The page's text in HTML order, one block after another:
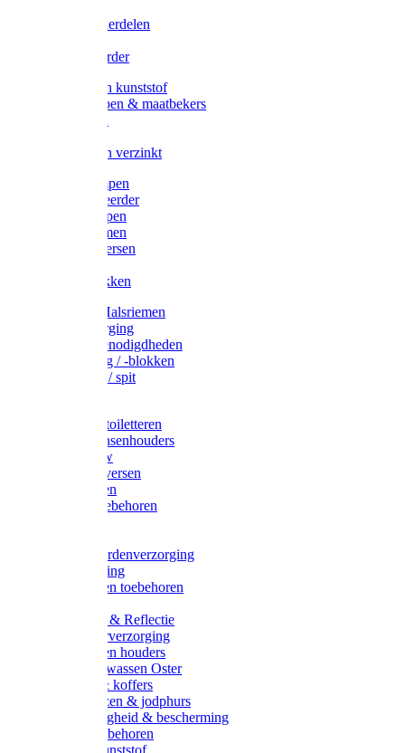
Koelift onderdelen
Uieronthaarder
Voerbakken kunststof
Voerscheppen & maatbekers
Voerbakken verzinkt
Warmtelampen
Staartcoupeerder
Biggenkappen
Neuskrammen
Varken diversen
Varkensbakken
Halsters / Halsriemen
Hoefverzorging
Lammer benodigdheden
Ramdektuig / -blokken
Vastzetpen / spit
Poetsen & toiletteren
Zadel-/Trensenhouders
Halstertouw
Halsters diversen
Hoofdstellen
Zadel & toebehoren
Rapide paardenverzorging
Ruiter kleding
Hoofdstellen toebehoren
Verlichting & Reflectie
Rapide leerverzorging
Likstenen en houders
Poetsen & wassen Oster
Poetssets & koffers
Ruiter laarzen & jodphurs
Ruiter veiligheid & bescherming
Ruiter - toebehoren
Voerbak kunststof